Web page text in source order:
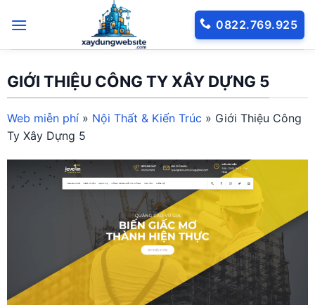
qua
0822.769.925
GIỚI THIỆU CÔNG TY XÂY DỰNG 5
Web miễn phí » Nội Thất & Kiến Trúc » Giới Thiệu Công
Ty Xây Dựng 5